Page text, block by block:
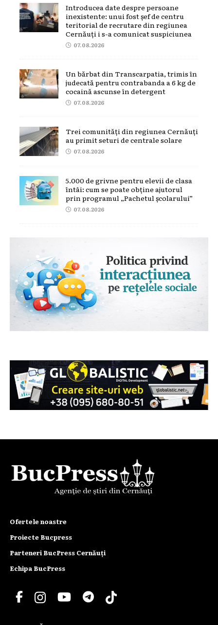
Introducea date despre persoane
inexistente: unui fost șef de centru
teritorial de recrutare din regiunea
Cernăuți i s-a comunicat suspiciunea
07.08.2026
Un bărbat din Transcarpatia, trimis în
judecată pentru contrabanda a 6 kg de
cocaină ascunse în detergent
07.08.2026
Trei comunități din regiunea Cernăuți
au primit seturi de centrale solare
07.08.2026
5.000 de grivne pentru elevii de clasa
întâi: cum se poate obține ajutorul
prin programul „Pachetul școlarului”
07.08.2026
Ofertele noastre
Proiecte Bucpress
Parteneri BucPress Cernăuți
Echipa BucPress